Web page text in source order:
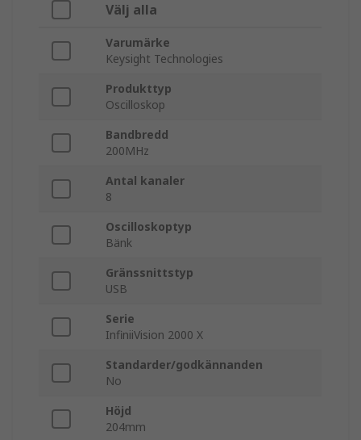
Välj alla
Varumärke
Keysight Technologies
Produkttyp
Oscilloskop
Bandbredd
200MHz
Antal kanaler
8
Oscilloskoptyp
Bänk
Gränssnittstyp
USB
Serie
InfiniiVision 2000 X
Standarder/godkännanden
No
Höjd
204mm